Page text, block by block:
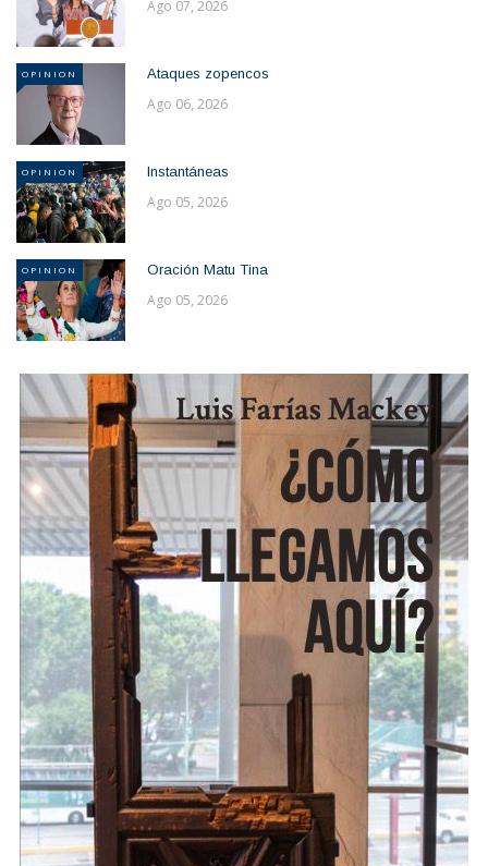
Ago 07, 2026
OPINION Ataques zopencos
Ago 06, 2026
OPINION Instantáneas
Ago 05, 2026
OPINION Oración Matu Tina
Ago 05, 2026